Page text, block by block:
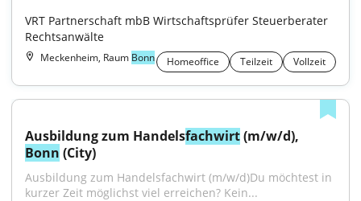
VRT Partnerschaft mbB Wirtschaftsprüfer Steuerberater
Rechtsanwälte
Meckenheim, Raum Bonn Homeoffice Teilzeit Vollzeit
Ausbildung zum Handelsfachwirt
Bonn (City)
Ausbildung zum Handelsfachwirt (m/w/d)Du möchtest in
kurzer Zeit möglichst viel erreichen? Kein...